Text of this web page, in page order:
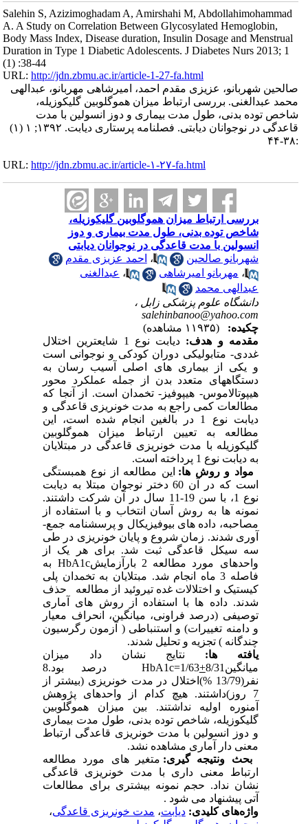
Salehin S, Azizimoghadam A, Amirshahi M, Abdollahimohammad
A. A Study on Correlation Between Glycosylated Hemoglobin,
Body Mass Index, Disease duration, Insulin Dosage and Menstrual
Duration in Type 1 Diabetic Adolescents. J Diabetes Nurs 2013; 1
(1) :38-44
URL:http://jdn.zbmu.ac.ir/article-1-27-fa.html
صالحین شهربانو، عزیزی مقدم احمد، امیرشاهی مهربانو، عبدالهی
محمد عبدالغنی. بررسی ارتباط میزان هموگلوبین گلیکوزیله،
شاخص توده بدنی، طول مدت بیماری و دوز انسولین با مدت
قاعدگی در نوجوانان دیابتی. فصلنامه پرستاری دیابت. ۱۳۹۲; ۱ (۱)
URL:http://jdn.zbmu.ac.ir/article-۱-۲۷-fa.html
بررسی ارتباط میزان هموگلوبین گلیکوزیله،
شاخص توده بدنی، طول مدت بیماری و دوز
انسولین با مدت قاعدگی در نوجوانان دیابتی
شهربانو صالحین
،احمد عزیزی مقدم
،مهربانو امیرشاهی ،عبدالغنی
عبدالهی محمد
دانشگاه علوم پزشکی زابل ،
salehinbanoo@yahoo.com
چکیده:
مقدمه و هدف:
دیابت نوع 1 شایعترین اختلال
غددی- متابولیکی دوران کودکی و نوجوانی است
و یکی از بیماری های اصلی آسیب رسان به
دستگاههای متعدد بدن از جمله عملکرد محور
هیپوتالاموس- هیپوفیز- تخمدان است. از آنجا که
مطالعات کمی راجع به مدت خونریزی قاعدگی و
دیابت نوع 1 در بالغین انجام شده است، این
مطالعه به تعیین ارتباط میزان هموگلوبین
گلیکوزیله با مدت خونریزی قاعدگی در مبتلایان
به دیابت نوع 1 پرداخته است.
مواد و روش ها:این مطالعه از نوع همبستگی
است که در آن 60 دختر نوجوان مبتلا به دیابت
نوع 1، با سن 19-11 سال در آن شرکت داشتند.
نمونه ها به روش آسان انتخاب و با استفاده از
مصاحبه، داده های بیوفیزیکال و پرسشنامه جمع-
آوری شدند. زمان شروع و پایان خونریزی در طی
سه سیکل قاعدگی ثبت شد. برای هر یک از
واحدهای مورد مطالعه 2 بارآزمایشHbA1c به
فاصله 3 ماه انجام شد. مبتلایان به تخمدان پلی
کیستیک و اختلالات غده تیروئید از مطالعه حذف
شدند. داده ها با استفاده از روش های آماری
توصیفی (درصد فراونی، میانگین، انحراف معیار
و دامنه تغییرات) و استنباطی ( آزمون رگرسیون
چندگانه ) تجزیه و تحلیل شدند.
یافته ها:
نتایج نشان داد میزان
میانگینHbA1c=1/63
+
8/31 درصد بود.8
نفر(13/79 %)اختلال در مدت خونریزی (بیشتر از
7 روز)داشتند. هیچ کدام از واحدهای پژوهش
آمنوره اولیه نداشتند. بین میزان هموگلوبین
گلیکوزیله، شاخص توده بدنی، طول مدت بیماری
و دوز انسولین با مدت خونریزی قاعدگی ارتباط
معنی دار آماری مشاهده نشد.
بحث ونتیجه گیری:متغیر های مورد مطالعه
ارتباط معنی داری با مدت خونریزی قاعدگی
نشان نداد. حجم نمونه بیشتری برای مطالعات
آتی پیشنهاد می شود .
واژه‌های کلیدی:دیابت،مدت خونریزی قاعدگی،